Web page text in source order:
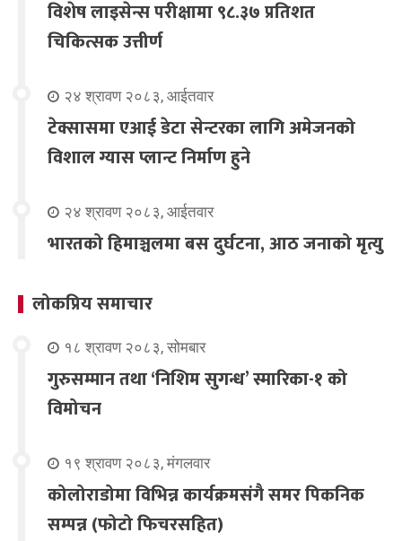
विशेष लाइसेन्स परीक्षामा ९८.३७ प्रतिशत
चिकित्सक उत्तीर्ण
२४ श्रावण २०८३, आईतवार
टेक्सासमा एआई डेटा सेन्टरका लागि अमेजनको
विशाल ग्यास प्लान्ट निर्माण हुने
२४ श्रावण २०८३, आईतवार
भारतको हिमाञ्चलमा बस दुर्घटना, आठ जनाको मृत्यु
लोकप्रिय समाचार
१८ श्रावण २०८३, सोमबार
गुरुसम्मान तथा ‘निशिम सुगन्ध’ स्मारिका-१ को
विमोचन
१९ श्रावण २०८३, मंगलवार
कोलोराडोमा विभिन्न कार्यक्रमसंगै समर पिकनिक
सम्पन्न (फोटो फिचरसहित)